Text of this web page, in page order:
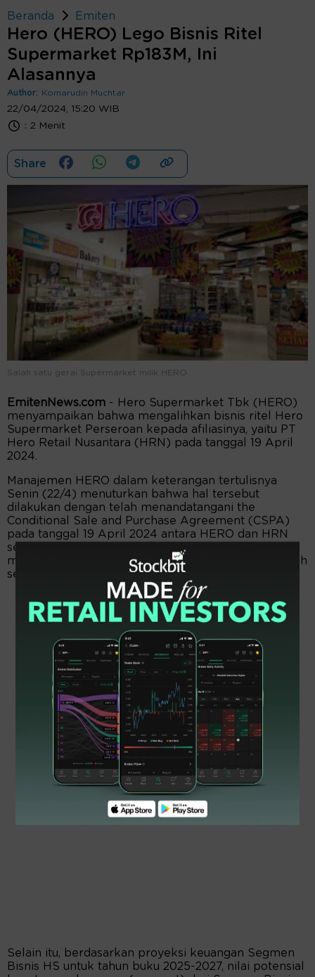
Beranda Emiten
Hero (HERO) Lego Bisnis Ritel
Supermarket Rp183M, Ini
Alasannya
Author: Komarudin Muchtar
22/04/2024, 15:20 WIB
: 2 Menit
Share
Salah satu gerai Supermarket milik HERO
EmitenNews.com - Hero Supermarket Tbk (HERO)
menyampaikan bahwa mengalihkan bisnis ritel Hero
Supermarket Perseroan kepada afiliasinya, yaitu PT
Hero Retail Nusantara (HRN) pada tanggal 19 April
2024.
Manajemen HERO dalam keterangan tertulisnya
Senin (22/4) menuturkan bahwa hal tersebut
dilakukan dengan telah menandatangani the
Conditional Sale and Purchase Agreement (CSPA)
pada tanggal 19 April 2024 antara HERO dan HRN
sebesar Rp135 miliar selain itu Perseroan akan
menerima pembayaran tambahan dari HRN sejumlah
sekitar Rp35 miliar sebelum pajak yang berlaku.
Selain itu, berdasarkan proyeksi keuangan Segmen
Bisnis HS untuk tahun buku 2025-2027, nilai potensial